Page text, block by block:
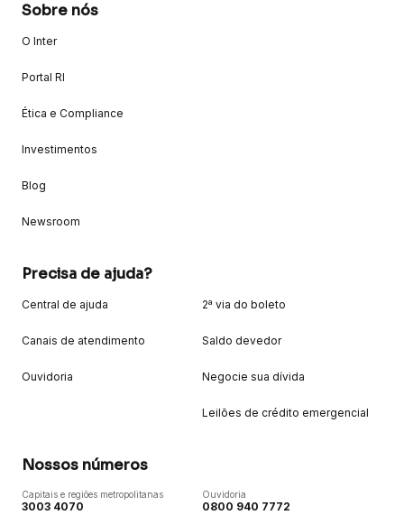
Sobre nós
O Inter
Portal RI
Ética e Compliance
Investimentos
Blog
Newsroom
Precisa de ajuda?
Central de ajuda
Canais de atendimento
Ouvidoria
2ª via do boleto
Saldo devedor
Negocie sua dívida
Leilões de crédito emergencial
Nossos números
Capitais e regiões metropolitanas
3003 4070
Ouvidoria
0800 940 7772